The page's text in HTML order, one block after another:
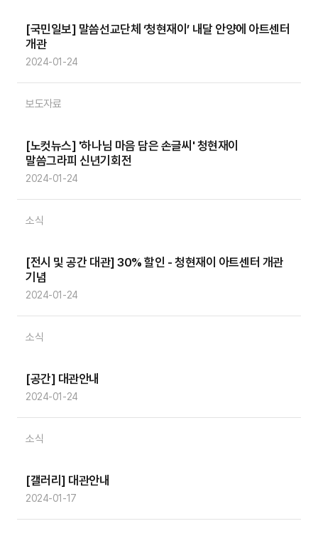
[국민일보] 말씀선교단체 ‘청현재이’ 내달 안양에 아트센터
개관
2024-01-24
보도자료
[노컷뉴스] '하나님 마음 담은 손글씨' 청현재이
말씀그라피 신년기회전
2024-01-24
소식
[전시 및 공간 대관] 30% 할인 - 청현재이 아트센터 개관
기념
2024-01-24
소식
[공간] 대관안내
2024-01-24
소식
[갤러리] 대관안내
2024-01-17